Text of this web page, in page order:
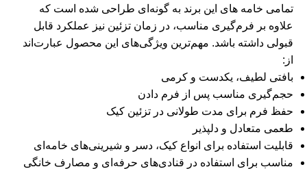
تمامی خامه های این برند به گونه‌ای طراحی شده است که
علاوه بر فرم‌گیری مناسب، در زمان تزئین نیز عملکرد قابل
قبولی داشته باشد. مهم‌ترین ویژگی‌های این محصول عبارت‌اند
از:
بافتی لطیف، یکدست و کرمی
حجم‌گیری مناسب پس از فرم دادن
حفظ فرم برای مدت طولانی در تزئین کیک
طعمی متعادل و دلپذیر
قابلیت استفاده برای انواع کیک، دسر و شیرینی‌های خامه‌ای
مناسب برای استفاده در قنادی‌های حرفه‌ای و مصارف خانگی